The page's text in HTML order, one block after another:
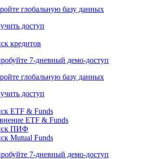
глобальную базу данных
доступ
кредитов
7-дневный демо-доступ
глобальную базу данных
доступ
ETF & Funds
ETF & Funds
ПИФ
Mutual Funds
7-дневный демо-доступ